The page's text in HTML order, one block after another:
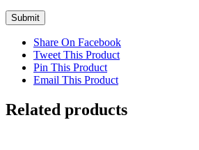
Share On Facebook
Tweet This Product
Pin This Product
Email This Product
Related products